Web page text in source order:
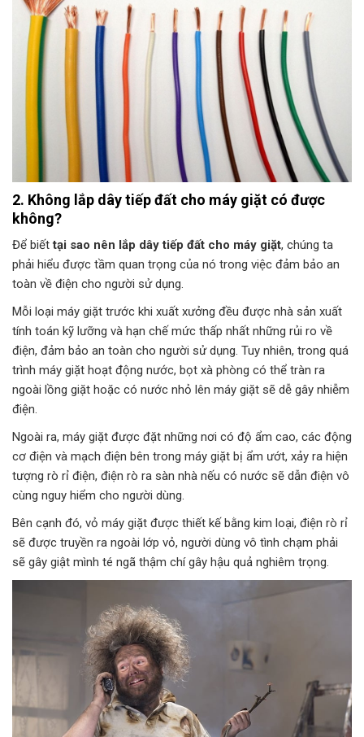
2. Không lắp dây tiếp đất cho máy giặt có được
không?
Để biếttại sao nên lắp dây tiếp đất cho máy giặt, chúng ta
phải hiểu được tầm quan trọng của nó trong việc đảm bảo an
toàn về điện cho người sử dụng.
Mỗi loại máy giặt trước khi xuất xưởng đều được nhà sản xuất
tính toán kỹ lưỡng và hạn chế mức thấp nhất những rủi ro về
điện, đảm bảo an toàn cho người sử dụng. Tuy nhiên, trong quá
trình máy giặt hoạt động nước, bọt xà phòng có thể tràn ra
ngoài lồng giặt hoặc có nước nhỏ lên máy giặt sẽ dễ gây nhiễm
điện.
Ngoài ra, máy giặt được đặt những nơi có độ ẩm cao, các động
cơ điện và mạch điện bên trong máy giặt bị ẩm ướt, xảy ra hiện
tượng rò rỉ điện, điện rò ra sàn nhà nếu có nước sẽ dẫn điện vô
cùng nguy hiểm cho người dùng.
Bên cạnh đó, vỏ máy giặt được thiết kế bằng kim loại, điện rò rỉ
sẽ được truyền ra ngoài lớp vỏ, người dùng vô tình chạm phải
sẽ gây giật mình té ngã thậm chí gây hậu quả nghiêm trọng.